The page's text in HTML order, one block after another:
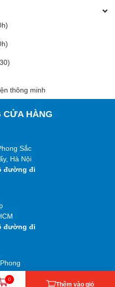
thông minh
CỬA HÀNG
Sắc
Hà Nội
đường đi
đường đi
0
Thêm vào giỏ